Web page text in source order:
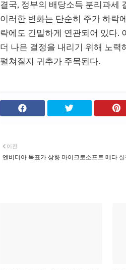
결국, 정부의 배당소득 분리과세
이러한 변화는 단순히 주가 하락
략에도 긴밀하게 연관되어 있다.
더 나은 결정을 내리기 위해 노력
펼쳐질지 귀추가 주목된다.
이전
엔비디아 목표가 상향 마이크로소프트 메타 실